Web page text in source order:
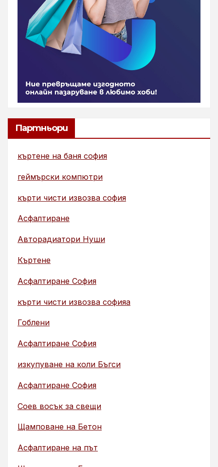
Партньори
къртене на баня софия
геймърски компютри
кърти чисти извозва софия
Асфалтиране
Авторадиатори Нуши
Къртене
Асфалтиране София
кърти чисти извозва софияа
Гоблени
Асфалтиране София
изкупуване на коли Бъгси
Асфалтиране София
Соев восък за свещи
Щамповане на Бетон
Асфалтиране на път